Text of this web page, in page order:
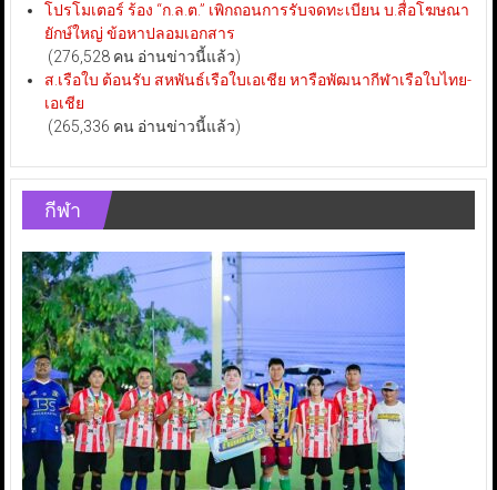
โปรโมเตอร์ ร้อง “ก.ล.ต.” เพิกถอนการรับจดทะเบียน บ.สื่อโฆษณา
ยักษ์ใหญ่ ข้อหาปลอมเอกสาร
(276,528 คน อ่านข่าวนี้แล้ว)
ส.เรือใบ ต้อนรับ สหพันธ์เรือใบเอเชีย หารือพัฒนากีฬาเรือใบไทย-
เอเชีย
(265,336 คน อ่านข่าวนี้แล้ว)
กีฬา